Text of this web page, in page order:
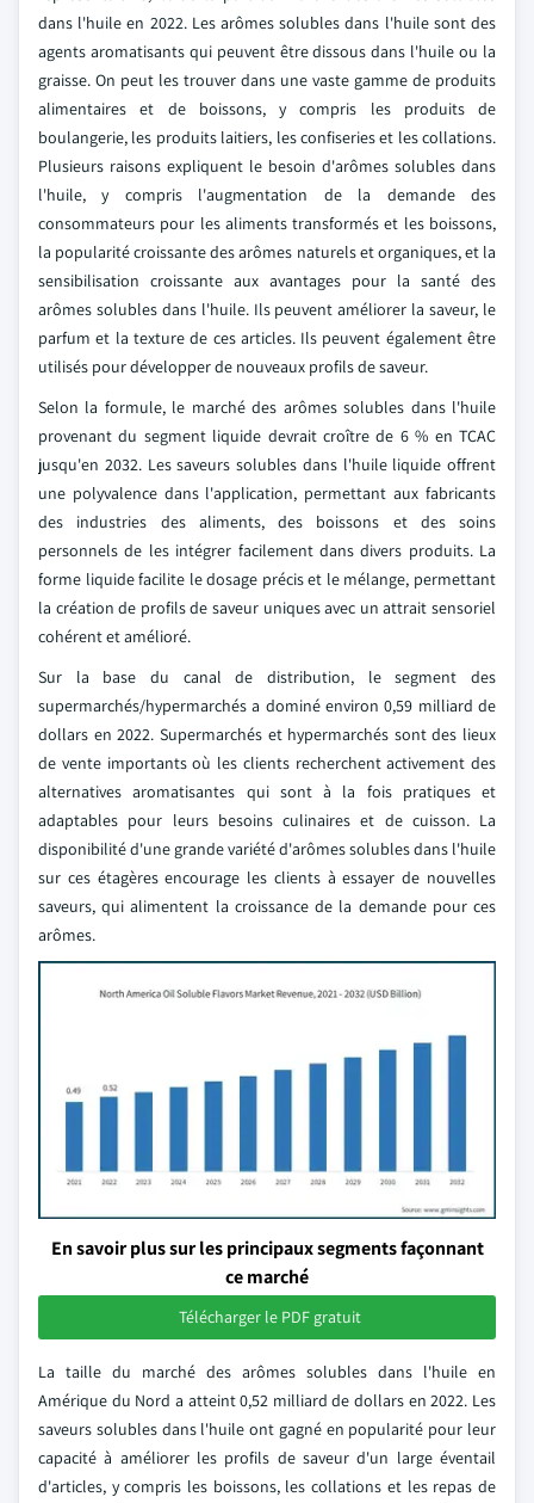
dans l'huile en 2022. Les arômes solubles dans l'huile sont des
agents aromatisants qui peuvent être dissous dans l'huile ou la
graisse. On peut les trouver dans une vaste gamme de produits
alimentaires et de boissons, y compris les produits de
boulangerie, les produits laitiers, les confiseries et les collations.
Plusieurs raisons expliquent le besoin d'arômes solubles dans
l'huile, y compris l'augmentation de la demande des
consommateurs pour les aliments transformés et les boissons,
la popularité croissante des arômes naturels et organiques, et la
sensibilisation croissante aux avantages pour la santé des
arômes solubles dans l'huile. Ils peuvent améliorer la saveur, le
parfum et la texture de ces articles. Ils peuvent également être
utilisés pour développer de nouveaux profils de saveur.
Selon la formule, le marché des arômes solubles dans l'huile
provenant du segment liquide devrait croître de 6 % en TCAC
jusqu'en 2032. Les saveurs solubles dans l'huile liquide offrent
une polyvalence dans l'application, permettant aux fabricants
des industries des aliments, des boissons et des soins
personnels de les intégrer facilement dans divers produits. La
forme liquide facilite le dosage précis et le mélange, permettant
la création de profils de saveur uniques avec un attrait sensoriel
cohérent et amélioré.
Sur la base du canal de distribution, le segment des
supermarchés/hypermarchés a dominé environ 0,59 milliard de
dollars en 2022. Supermarchés et hypermarchés sont des lieux
de vente importants où les clients recherchent activement des
alternatives aromatisantes qui sont à la fois pratiques et
adaptables pour leurs besoins culinaires et de cuisson. La
disponibilité d'une grande variété d'arômes solubles dans l'huile
sur ces étagères encourage les clients à essayer de nouvelles
saveurs, qui alimentent la croissance de la demande pour ces
arômes.
En savoir plus sur les principaux segments façonnant
ce marché
Télécharger le PDF gratuit
La taille du marché des arômes solubles dans l'huile en
Amérique du Nord a atteint 0,52 milliard de dollars en 2022. Les
saveurs solubles dans l'huile ont gagné en popularité pour leur
capacité à améliorer les profils de saveur d'un large éventail
d'articles, y compris les boissons, les collations et les repas de